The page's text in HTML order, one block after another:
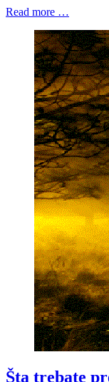
Read more …
Šta trebate